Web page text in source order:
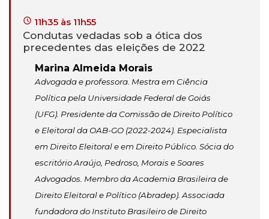
11h35 às 11h55
Condutas vedadas sob a ótica dos
precedentes das eleições de 2022
Marina Almeida Morais
Advogada e professora. Mestra em Ciência
Política pela Universidade Federal de Goiás
(UFG). Presidente da Comissão de Direito Político
e Eleitoral da OAB-GO (2022-2024). Especialista
em Direito Eleitoral e em Direito Público. Sócia do
escritório Araújo, Pedroso, Morais e Soares
Advogados. Membro da Academia Brasileira de
Direito Eleitoral e Político (Abradep). Associada
fundadora do Instituto Brasileiro de Direito